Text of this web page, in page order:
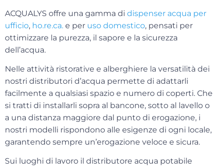
ACQUALYS offre una gamma di dispenser acqua per
ufficio, ho.re.ca. e per uso domestico, pensati per
ottimizzare la purezza, il sapore e la sicurezza
dell’acqua.
Nelle attività ristorative e alberghiere la versatilità dei
nostri distributori d’acqua permette di adattarli
facilmente a qualsiasi spazio e numero di coperti. Che
si tratti di installarli sopra al bancone, sotto al lavello o
a una distanza maggiore dal punto di erogazione, i
nostri modelli rispondono alle esigenze di ogni locale,
garantendo sempre un’erogazione veloce e sicura.
Sui luoghi di lavoro il distributore acqua potabile